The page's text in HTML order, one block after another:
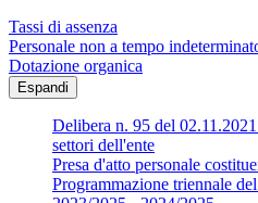
Tassi di assenza
Personale non a tempo
Dotazione organica
Espandi
Delibera n. 95 del
settori dell'ente
Presa d'atto personale
Programmazione triennale